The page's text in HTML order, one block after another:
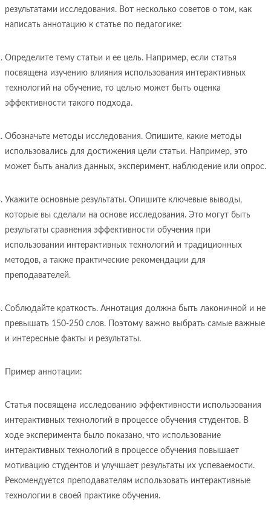
результатами исследования. Вот несколько советов о том, как
написать аннотацию к статье по педагогике:
Определите тему статьи и ее цель. Например, если статья
посвящена изучению влияния использования интерактивных
технологий на обучение, то целью может быть оценка
эффективности такого подхода.
Обозначьте методы исследования. Опишите, какие методы
использовались для достижения цели статьи. Например, это
может быть анализ данных, эксперимент, наблюдение или опрос.
Укажите основные результаты. Опишите ключевые выводы,
которые вы сделали на основе исследования. Это могут быть
результаты сравнения эффективности обучения при
использовании интерактивных технологий и традиционных
методов, а также практические рекомендации для
преподавателей.
Соблюдайте краткость. Аннотация должна быть лаконичной и не
превышать 150-250 слов. Поэтому важно выбрать самые важные
и интересные факты и результаты.
Пример аннотации:
Статья посвящена исследованию эффективности использования
интерактивных технологий в процессе обучения студентов. В
ходе эксперимента было показано, что использование
интерактивных технологий в процессе обучения повышает
мотивацию студентов и улучшает результаты их успеваемости.
Рекомендуется преподавателям использовать интерактивные
технологии в своей практике обучения.